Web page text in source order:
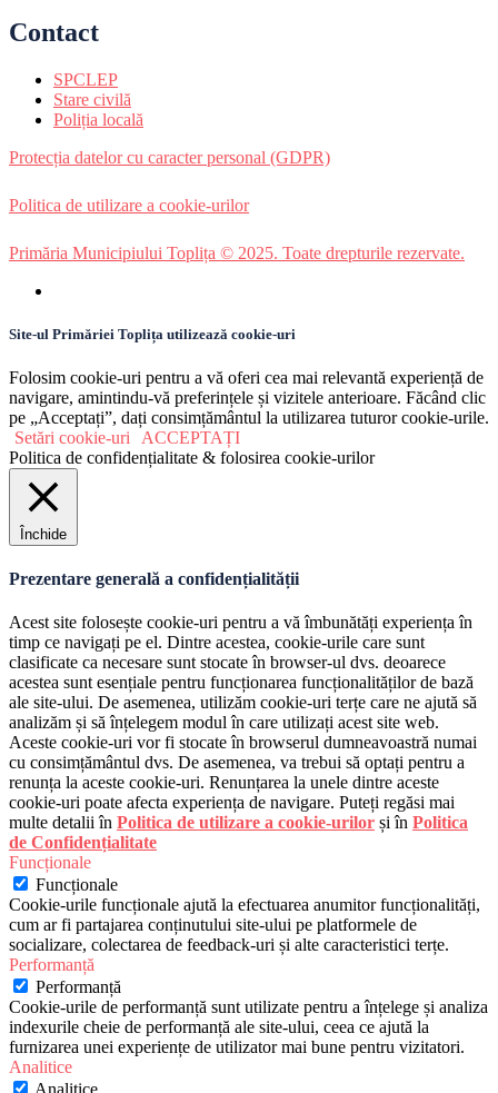
Contact
SPCLEP
Stare civilă
Poliția locală
Protecția datelor cu caracter personal (GDPR)
Politica de utilizare a cookie-urilor
Primăria Municipiului Toplița © 2025. Toate drepturile rezervate.
Site-ul Primăriei Toplița utilizează cookie-uri
Folosim cookie-uri pentru a vă oferi cea mai relevantă experiență de
navigare, amintindu-vă preferințele și vizitele anterioare. Făcând clic
pe „Acceptați”, dați consimțământul la utilizarea tuturor cookie-urile.
Setări cookie-uri
ACCEPTAȚI
Politica de confidențialitate & folosirea cookie-urilor
Închide
Prezentare generală a confidențialității
Acest site folosește cookie-uri pentru a vă îmbunătăți experiența în
timp ce navigați pe el. Dintre acestea, cookie-urile care sunt
clasificate ca necesare sunt stocate în browser-ul dvs. deoarece
acestea sunt esențiale pentru funcționarea funcționalităților de bază
ale site-ului. De asemenea, utilizăm cookie-uri terțe care ne ajută să
analizăm și să înțelegem modul în care utilizați acest site web.
Aceste cookie-uri vor fi stocate în browserul dumneavoastră numai
cu consimțământul dvs. De asemenea, va trebui să optați pentru a
renunța la aceste cookie-uri. Renunțarea la unele dintre aceste
cookie-uri poate afecta experiența de navigare. Puteți regăsi mai
multe detalii în Politica de utilizare a cookie-urilor și în Politica
de Confidențialitate
Funcționale
Funcționale
Cookie-urile funcționale ajută la efectuarea anumitor funcționalități,
cum ar fi partajarea conținutului site-ului pe platformele de
socializare, colectarea de feedback-uri și alte caracteristici terțe.
Performanță
Performanță
Cookie-urile de performanță sunt utilizate pentru a înțelege și analiza
indexurile cheie de performanță ale site-ului, ceea ce ajută la
furnizarea unei experiențe de utilizator mai bune pentru vizitatori.
Analitice